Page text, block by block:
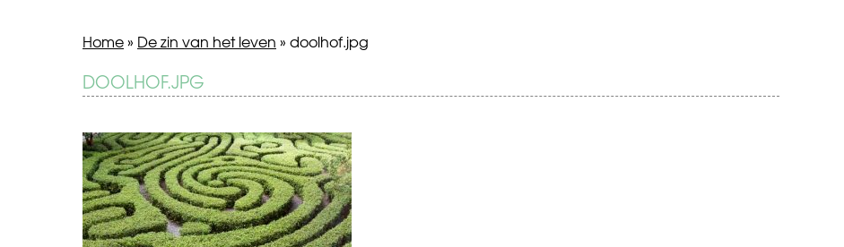
Home» De zin van het leven » doolhof.jpg
DOOLHOF.JPG
BERICHT
NAVIGATIE
De
zin
het
leven